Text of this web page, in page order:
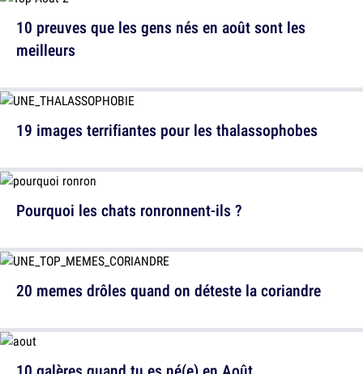
10 preuves que les gens nés en août sont les
meilleurs
Pourquoi les chats ronronnent-ils ?
19 images terrifiantes pour les thalassophobes
20 memes drôles quand on déteste la coriandre